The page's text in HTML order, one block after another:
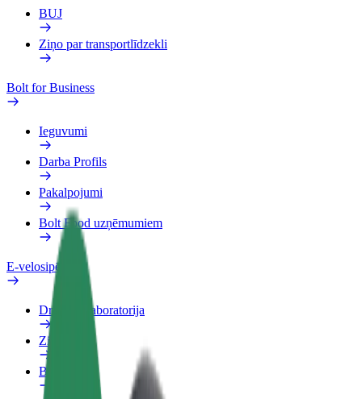
BUJ
Ziņo par transportlīdzekli
Bolt for Business
Ieguvumi
Darba Profils
Pakalpojumi
Bolt Food uzņēmumiem
E-velosipēdi
Drošības laboratorija
Ziņot
BUJ